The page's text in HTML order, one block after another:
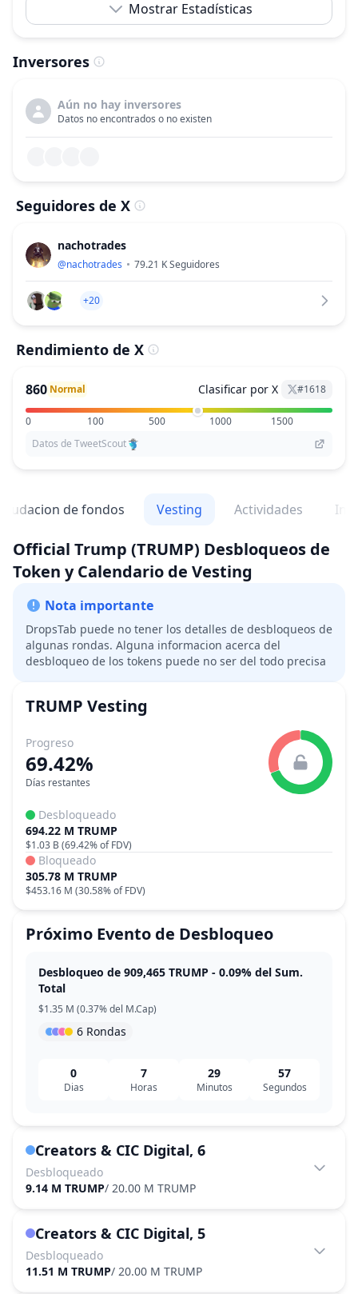
Mostrar Estadísticas
Inversores
Aún no hay inversores
Datos no encontrados o no existen
Seguidores de X
nachotrades
@nachotrades 79.21 KSeguidores
+20
Rendimiento de X
860 Normal Clasificar por X #1618
0 100 500 1000
1500
Datos de TweetScout
de fondos Vesting Actividades
Official Trump (TRUMP) Desbloqueos de
Token y Calendario de Vesting
Nota importante
DropsTab puede no tener los detalles de desbloqueos de
algunas rondas. Alguna informacion acerca del
desbloqueo de los tokens puede no ser del todo precisa
TRUMP Vesting
Progreso
69.42%
Días restantes
Desbloqueado
694.22 M TRUMP
$1.03 B (69.42%of FDV)
Bloqueado
305.78 M TRUMP
$453.16 M (30.58%of FDV)
Próximo Evento de Desbloqueo
Desbloqueo de 909,465 TRUMP - 0.09% del Sum.
Total
$1.35 M (0.37% del M.Cap)
6 Rondas
0
Dias
7
Horas
29
Minutos
57
Segundos
Creators & CIC Digital, 6
Desbloqueado
9.14 M TRUMP/ 20.00 M TRUMP
Creators & CIC Digital, 5
Desbloqueado
11.51 M TRUMP/ 20.00 M TRUMP